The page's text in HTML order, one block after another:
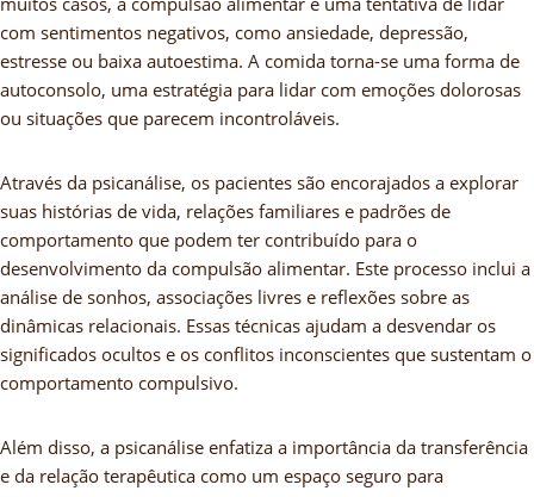
com sentimentos negativos, como ansiedade, depressão,
estresse ou baixa autoestima. A comida torna-se uma forma de
autoconsolo, uma estratégia para lidar com emoções dolorosas
ou situações que parecem incontroláveis.
Através da psicanálise, os pacientes são encorajados a explorar
suas histórias de vida, relações familiares e padrões de
comportamento que podem ter contribuído para o
desenvolvimento da compulsão alimentar. Este processo inclui a
análise de sonhos, associações livres e reflexões sobre as
dinâmicas relacionais. Essas técnicas ajudam a desvendar os
significados ocultos e os conflitos inconscientes que sustentam o
comportamento compulsivo.
Além disso, a psicanálise enfatiza a importância da transferência
e da relação terapêutica como um espaço seguro para